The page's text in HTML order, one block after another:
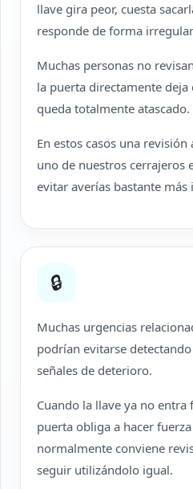
llave gira peor, cuesta
responde de forma
Muchas personas no
la puerta directamente
queda totalmente atascado.
En estos casos una
uno de nuestros cerrajeros
evitar averías bastante más
🔒
Muchas urgencias
podrían evitarse
señales de deterioro.
Cuando la llave ya no entra
puerta obliga a hacer
normalmente conviene
seguir utilizándolo igual.